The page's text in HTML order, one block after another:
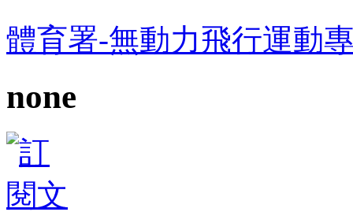
體育署-無動力飛行運動
none